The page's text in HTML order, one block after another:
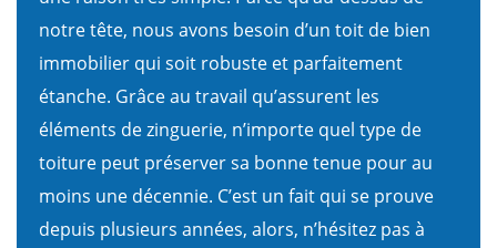
notre tête, nous avons besoin d’un toit de bien
immobilier qui soit robuste et parfaitement
étanche. Grâce au travail qu’assurent les
éléments de zinguerie, n’importe quel type de
toiture peut préserver sa bonne tenue pour au
moins une décennie. C’est un fait qui se prouve
depuis plusieurs années, alors, n’hésitez pas à